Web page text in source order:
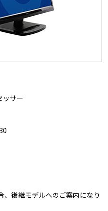
ッサー
後継モデルへのご案内になり